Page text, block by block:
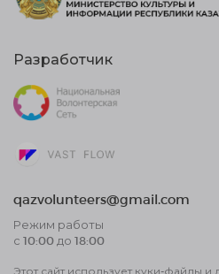
Разработчик
qazvolunteers@gmail.com
Режим работы
с 10:00 до 18:00
Этот сайт использует куки-файлы и